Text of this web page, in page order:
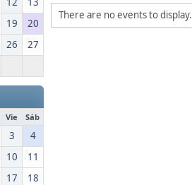
19
20
26
27
Vie Sáb
3
4
10
11
17
18
There are no events to display.